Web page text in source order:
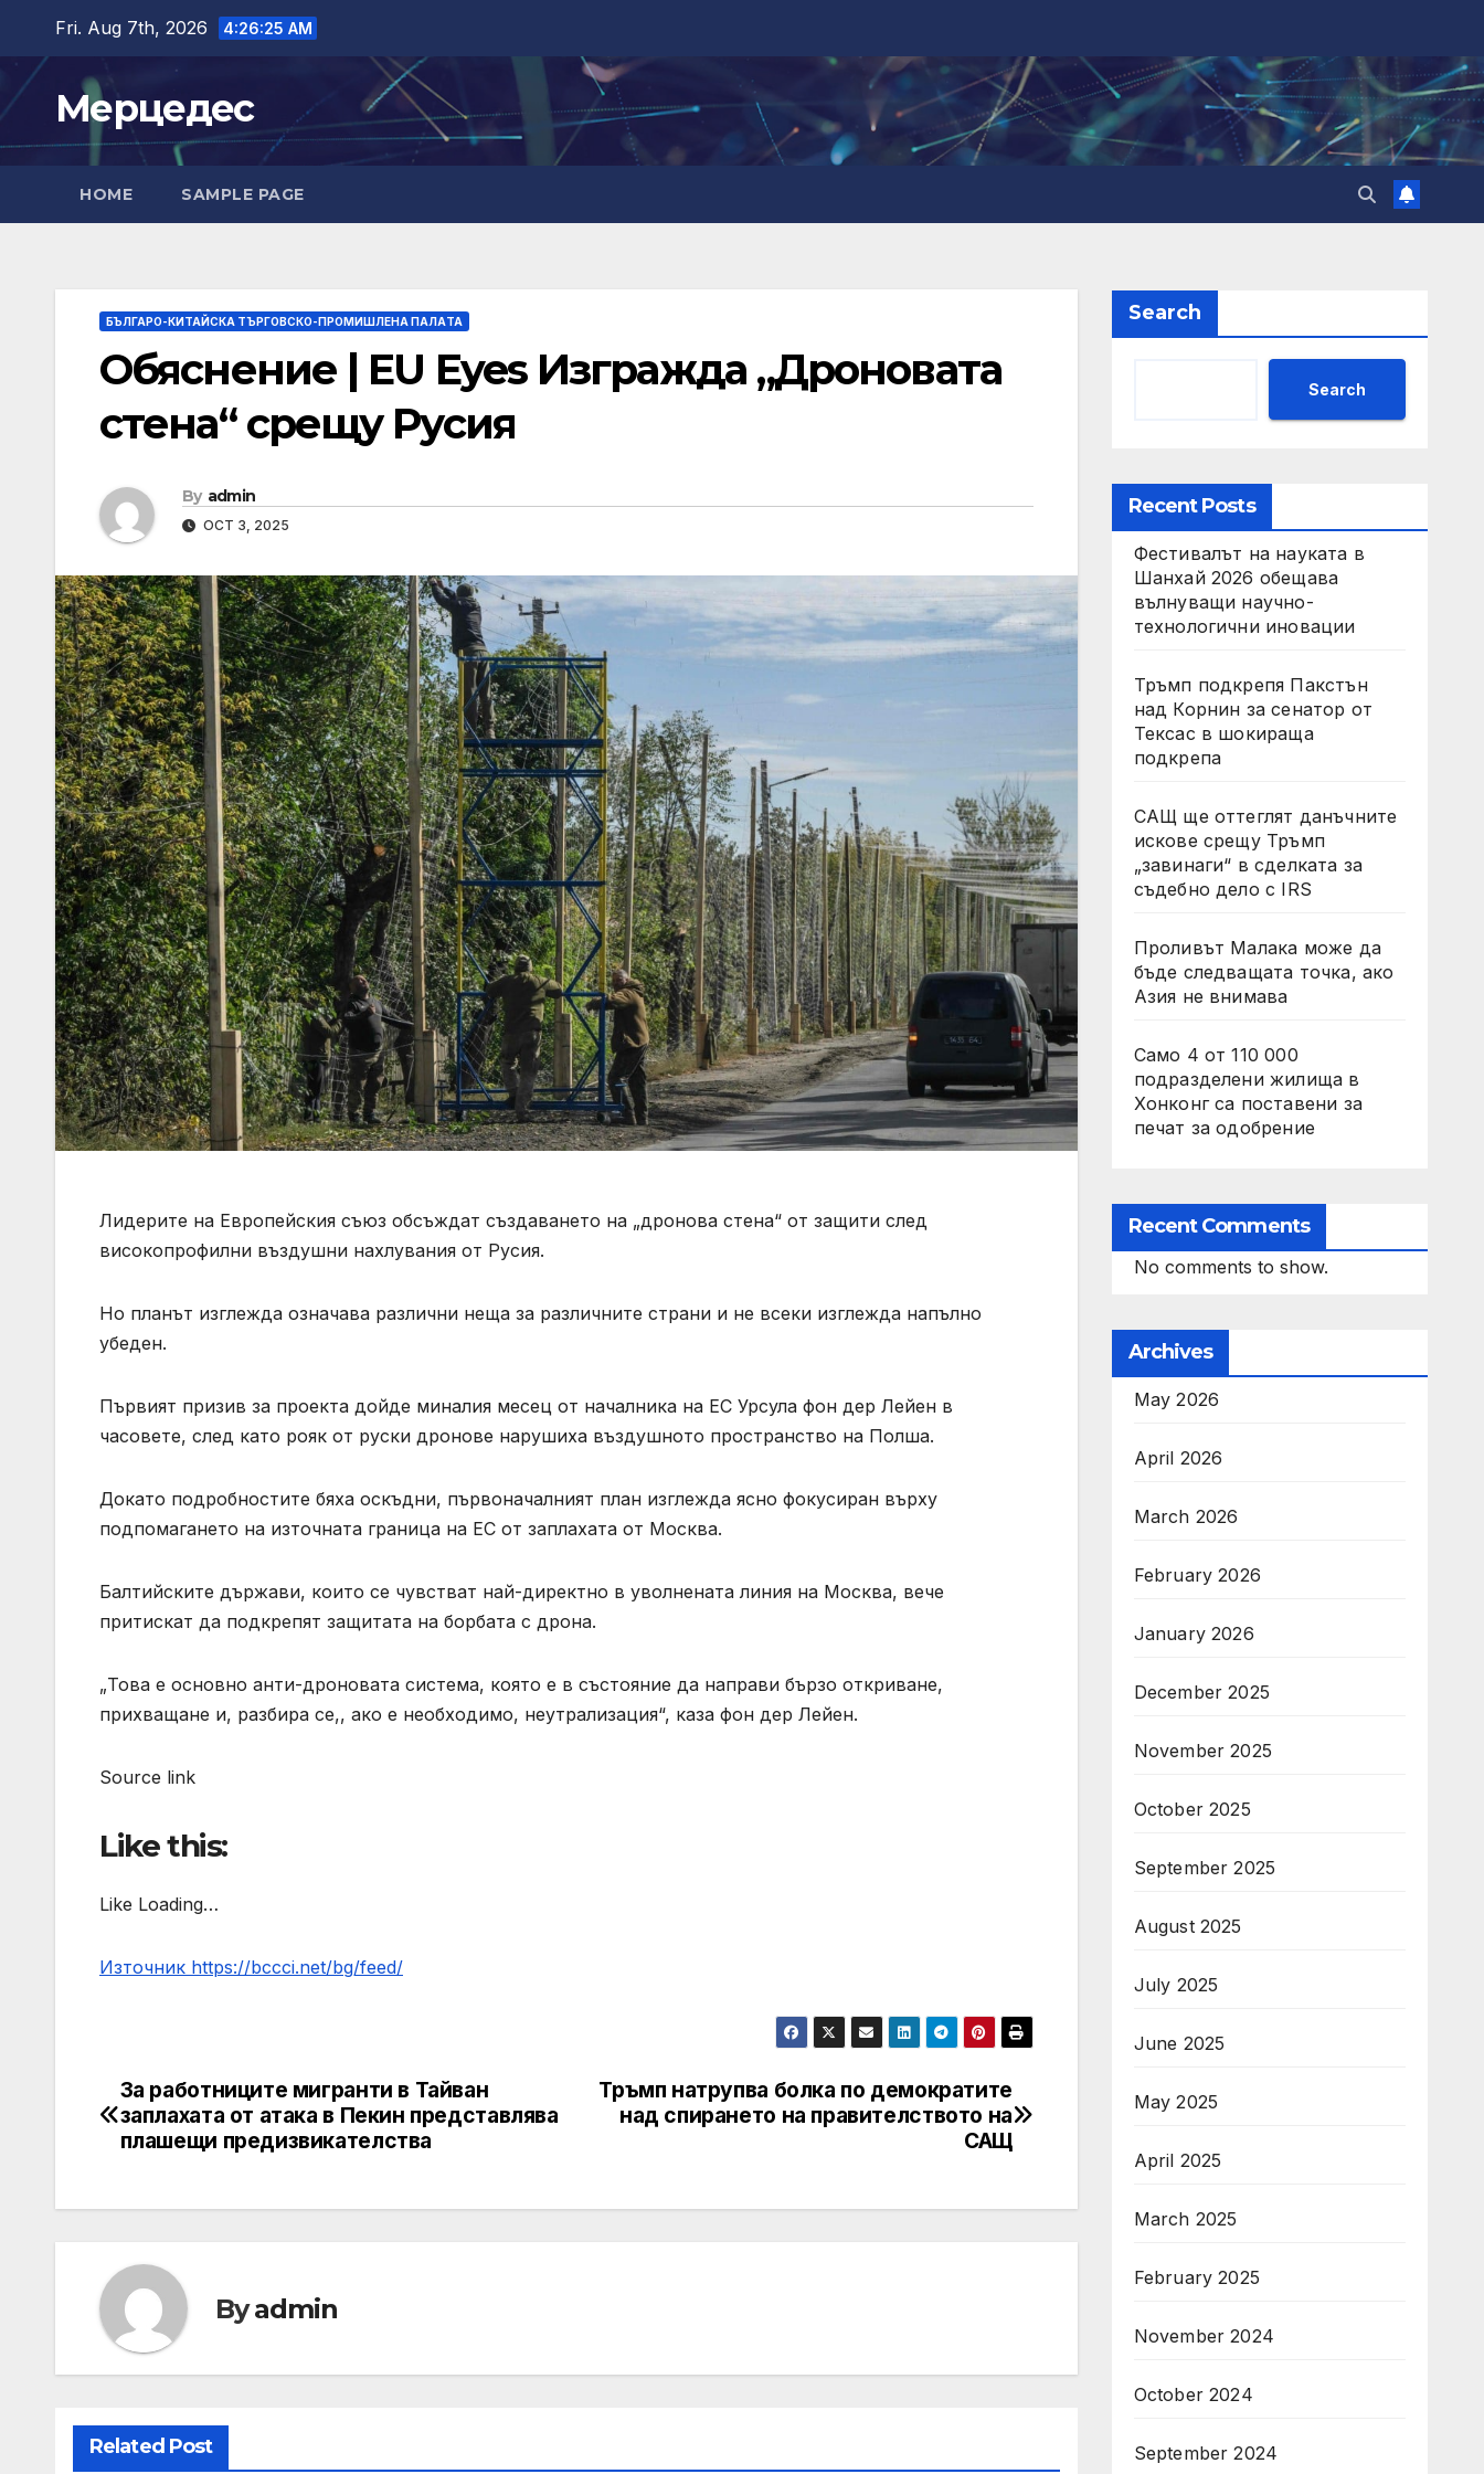
content
Fri. Aug 7th, 2026 4:26:26 AM
Мерцедес
HOME SAMPLE PAGE
БЪЛГАРО-КИТАЙСКА ТЪРГОВСКО-ПРОМИШЛЕНА ПАЛAТА
Обяснение | EU Eyes Изгражда „Дроновата
стена“ срещу Русия
By admin
OCT 3, 2025
Лидерите на Европейския съюз обсъждат създаването на „дронова стена“ от защити след
високопрофилни въздушни нахлувания от Русия.
Но планът изглежда означава различни неща за различните страни и не всеки изглежда напълно
убеден.
Първият призив за проекта дойде миналия месец от началника на ЕС Урсула фон дер Лейен в
часовете, след като рояк от руски дронове нарушиха въздушното пространство на Полша.
Докато подробностите бяха оскъдни, първоначалният план изглежда ясно фокусиран върху
подпомагането на източната граница на ЕС от заплахата от Москва.
Балтийските държави, които се чувстват най-директно в уволнената линия на Москва, вече
притискат да подкрепят защитата на борбата с дрона.
„Това е основно анти-дроновата система, която е в състояние да направи бързо откриване,
прихващане и, разбира се,, ако е необходимо, неутрализация“, каза фон дер Лейен.
Source link
Like this:
Like Loading…
Източник https://bccci.net/bg/feed/
Post
navigation
Тръмп натрупва болка по демократите
над спирането на правителството на
САЩ
За работниците мигранти в Тайван
заплахата от атака в Пекин представлява
плашещи предизвикателства
Byadmin
Related Post
Search
Search
Recent Posts
Фестивалът на науката в
Шанхай 2026 обещава
вълнуващи научно-
технологични иновации
Тръмп подкрепя Пакстън
над Корнин за сенатор от
Тексас в шокираща
подкрепа
САЩ ще оттеглят данъчните
искове срещу Тръмп
„завинаги“ в сделката за
съдебно дело с IRS
Проливът Малака може да
бъде следващата точка, ако
Азия не внимава
Само 4 от 110 000
подразделени жилища в
Хонконг са поставени за
печат за одобрение
Recent Comments
No comments to show.
Archives
May 2026
April 2026
March 2026
February 2026
January 2026
December 2025
November 2025
October 2025
September 2025
August 2025
July 2025
June 2025
May 2025
April 2025
March 2025
February 2025
November 2024
October 2024
September 2024